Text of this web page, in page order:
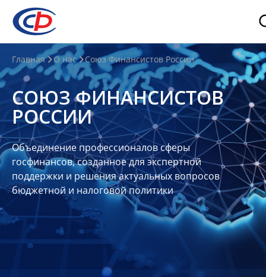
О
нас
О
СФР
Совет
Союза
Участники
Планы
отчеты
Контакты
Главная О нас Союз Финансистов России
СОЮЗ ФИНАНСИСТОВ
РОССИИ
Объединение профессионалов сферы
госфинансов, созданное для экспертной
поддержки и решения актуальных вопросов
бюджетной и налоговой политики